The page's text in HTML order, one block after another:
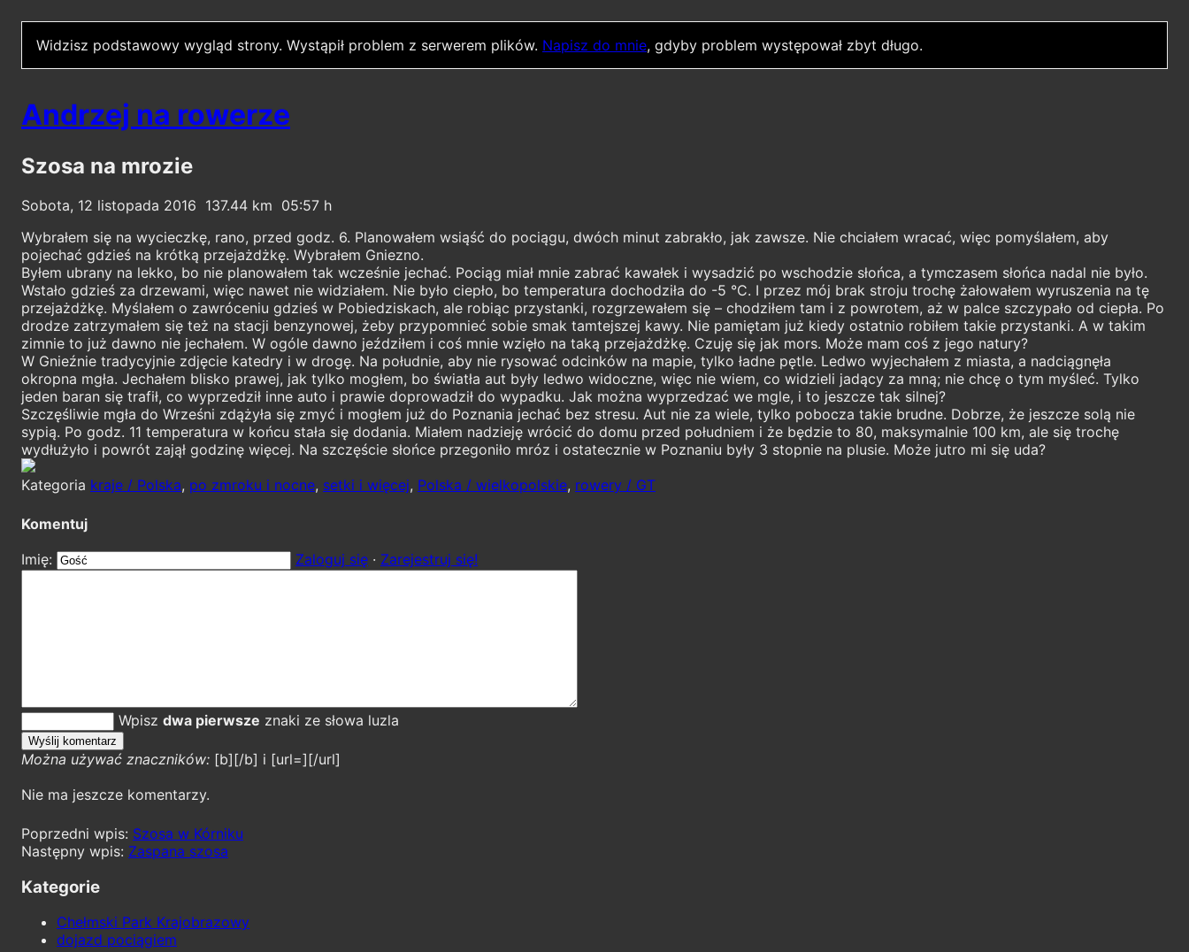
Widzisz podstawowy wygląd strony. Wystąpił problem z serwerem plików. Napisz do mnie, gdyby problem występował zbyt długo.
Andrzej na rowerze
Szosa na mrozie
Sobota, 12 listopada 2016 137.44
05:57
Wybrałem się na wycieczkę, rano, przed godz. 6. Planowałem wsiąść do pociągu, dwóch minut zabrakło, jak zawsze. Nie chciałem wracać, więc pomyślałem, aby
pojechać gdzieś na krótką przejażdżkę. Wybrałem Gniezno.
Byłem ubrany na lekko, bo nie planowałem tak wcześnie jechać. Pociąg miał mnie zabrać kawałek i wysadzić po wschodzie słońca, a tymczasem słońca nadal nie było.
Wstało gdzieś za drzewami, więc nawet nie widziałem. Nie było ciepło, bo temperatura dochodziła do -5 °C. I przez mój brak stroju trochę żałowałem wyruszenia na tę
przejażdżkę. Myślałem o zawróceniu gdzieś w Pobiedziskach, ale robiąc przystanki, rozgrzewałem się – chodziłem tam i z powrotem, aż w palce szczypało od ciepła. Po
drodze zatrzymałem się też na stacji benzynowej, żeby przypomnieć sobie smak tamtejszej kawy. Nie pamiętam już kiedy ostatnio robiłem takie przystanki. A w takim
zimnie to już dawno nie jechałem. W ogóle dawno jeździłem i coś mnie wzięło na taką przejażdżkę. Czuję się jak mors. Może mam coś z jego natury?
W Gnieźnie tradycyjnie zdjęcie katedry i w drogę. Na południe, aby nie rysować odcinków na mapie, tylko ładne pętle. Ledwo wyjechałem z miasta, a nadciągnęła
okropna mgła. Jechałem blisko prawej, jak tylko mogłem, bo światła aut były ledwo widoczne, więc nie wiem, co widzieli jadący za mną; nie chcę o tym myśleć. Tylko
jeden baran się trafił, co wyprzedził inne auto i prawie doprowadził do wypadku. Jak można wyprzedzać we mgle, i to jeszcze tak silnej?
Szczęśliwie mgła do Wrześni zdążyła się zmyć i mogłem już do Poznania jechać bez stresu. Aut nie za wiele, tylko pobocza takie brudne. Dobrze, że jeszcze solą nie
sypią. Po godz. 11 temperatura w końcu stała się dodania. Miałem nadzieję wrócić do domu przed południem i że będzie to 80, maksymalnie 100 km, ale się trochę
wydłużyło i powrót zajął godzinę więcej. Na szczęście słońce przegoniło mróz i ostatecznie w Poznaniu były 3 stopnie na plusie. Może jutro mi się uda?
Kategoria kraje / Polska, po zmroku i nocne, setki i więcej, Polska / wielkopolskie, rowery / GT
Komentuj
Imię:
Zaloguj się · Zarejestruj się!
Wpisz dwa pierwsze znaki ze słowa luzla
Można używać znaczników: [b][/b] i [url=][/url]
Nie ma jeszcze komentarzy.
Szosa w Kórniku
Zaspana szosa
Kategorie
Chełmski Park Krajobrazowy
dojazd pociągiem